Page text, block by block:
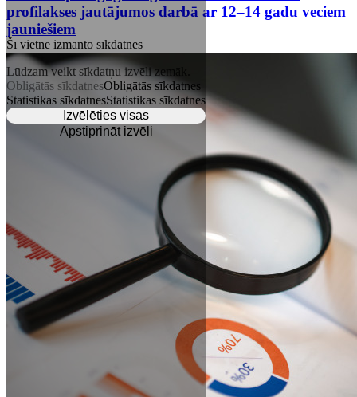
Šī vietne izmanto sīkdatnes
Lūdzam veikt sīkdatņu izvēli zemāk.
Obligātās sīkdatnesObligātās sīkdatnes
Statistikas sīkdatnesStatistikas sīkdatnes
Izvēlēties visas
Apstiprināt izvēli
profilakses jautājumos darbā ar 12–14 gadu veciem
jauniešiem